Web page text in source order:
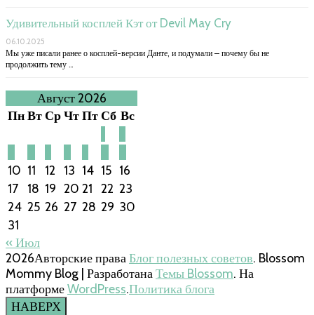
Удивительный косплей Кэт от Devil May Cry
06.10.2025
Мы уже писали ранее о косплей-версии Данте, и подумали – почему бы не
продолжить тему …
Август 2026
ПнВтСрЧтПтСб Вс
10 11 12 13 14 15 16
17
18 19 20 21 22 23
24 25 26 27 28 29 30
31
« Июл
2026Авторские праваБлог полезных советов. Blossom
Mommy Blog | РазработанаТемы Blossom. На
платформеWordPress.Политика блога
НАВЕРХ